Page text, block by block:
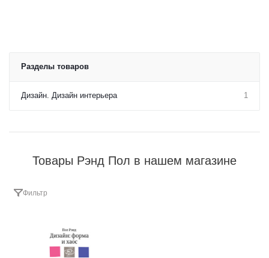
Разделы товаров
Дизайн. Дизайн интерьера 1
Товары Рэнд Пол в нашем магазине
Фильтр